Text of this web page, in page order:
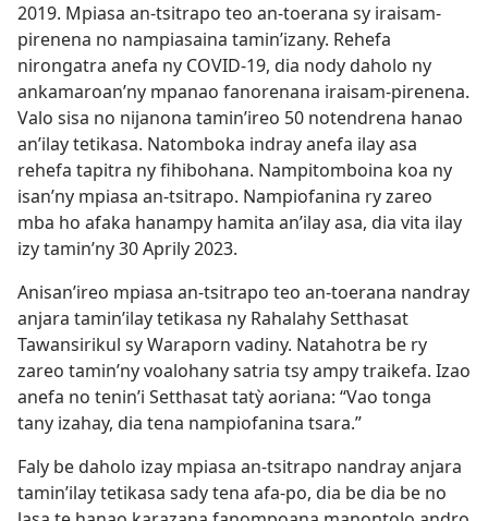
2019. Mpiasa an-tsitrapo teo an-toerana sy iraisam-
pirenena no nampiasaina tamin’izany. Rehefa
nirongatra anefa ny COVID-19, dia nody daholo ny
ankamaroan’ny mpanao fanorenana iraisam-pirenena.
Valo sisa no nijanona tamin’ireo 50 notendrena hanao
an’ilay tetikasa. Natomboka indray anefa ilay asa
rehefa tapitra ny fihibohana. Nampitomboina koa ny
isan’ny mpiasa an-tsitrapo. Nampiofanina ry zareo
mba ho afaka hanampy hamita an’ilay asa, dia vita ilay
izy tamin’ny 30 Aprily 2023.
Anisan’ireo mpiasa an-tsitrapo teo an-toerana nandray
anjara tamin’ilay tetikasa ny Rahalahy Setthasat
Tawansirikul sy Waraporn vadiny. Natahotra be ry
zareo tamin’ny voalohany satria tsy ampy traikefa. Izao
anefa no tenin’i Setthasat tatỳ aoriana: “Vao tonga
tany izahay, dia tena nampiofanina tsara.”
Faly be daholo izay mpiasa an-tsitrapo nandray anjara
tamin’ilay tetikasa sady tena afa-po, dia be dia be no